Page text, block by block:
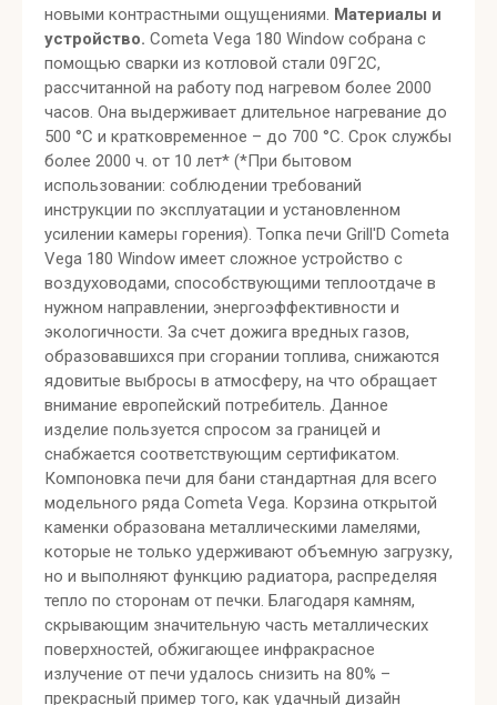
новыми контрастными ощущениями. Материалы и
устройство. Cometa Vega 180 Window собрана с
помощью сварки из котловой стали 09Г2С,
рассчитанной на работу под нагревом более 2000
часов. Она выдерживает длительное нагревание до
500 °C и кратковременное – до 700 °C. Срок службы
более 2000 ч. от 10 лет* (*При бытовом
использовании: соблюдении требований
инструкции по эксплуатации и установленном
усилении камеры горения). Топка печи Grill'D Cometa
Vega 180 Window имеет сложное устройство с
воздуховодами, способствующими теплоотдаче в
нужном направлении, энергоэффективности и
экологичности. За счет дожига вредных газов,
образовавшихся при сгорании топлива, снижаются
ядовитые выбросы в атмосферу, на что обращает
внимание европейский потребитель. Данное
изделие пользуется спросом за границей и
снабжается соответствующим сертификатом.
Компоновка печи для бани стандартная для всего
модельного ряда Cometa Vega. Корзина открытой
каменки образована металлическими ламелями,
которые не только удерживают объемную загрузку,
но и выполняют функцию радиатора, распределяя
тепло по сторонам от печки. Благодаря камням,
скрывающим значительную часть металлических
поверхностей, обжигающее инфракрасное
излучение от печи удалось снизить на 80% –
прекрасный пример того, как удачный дизайн